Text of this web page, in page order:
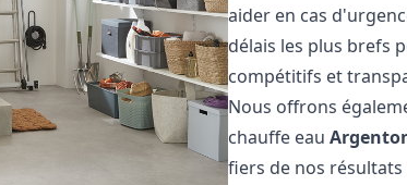
aider en cas
délais les plus brefs
compétitifs et
Nous offrons
chauffe eau
fiers de nos